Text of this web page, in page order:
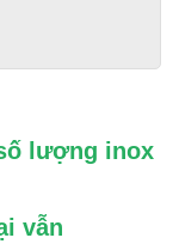
lượng inox
vẫn